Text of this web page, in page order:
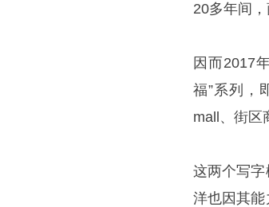
20多年间，
因而2017
福”系列，
mall、街区
这两个写
洋也因其